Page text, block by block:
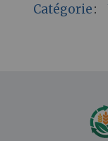
Catégorie: